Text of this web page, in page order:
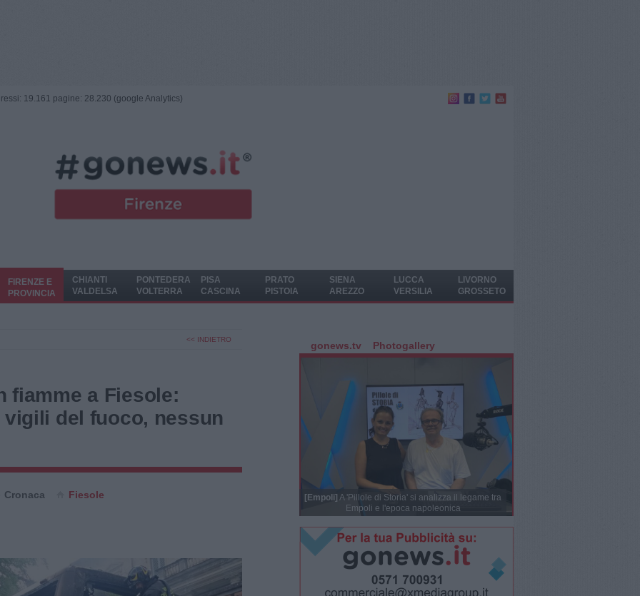
19.161 pagine: 28.230 (google Analytics)
FIRENZE E
PROVINCIA
CHIANTI
VALDELSA
PONTEDERA
VOLTERRA
PISA
CASCINA
PRATO
PISTOIA
SIENA
AREZZO
LUCCA
VERSILIA
LIVORNO
GROSSETO
<< INDIETRO
fiamme a Fiesole:
del fuoco, nessun
Cronaca Fiesole
gonews.tv Photogallery
[Empoli] A 'Pillole di Storia' si analizza il legame tra
Empoli e l'epoca napoleonica